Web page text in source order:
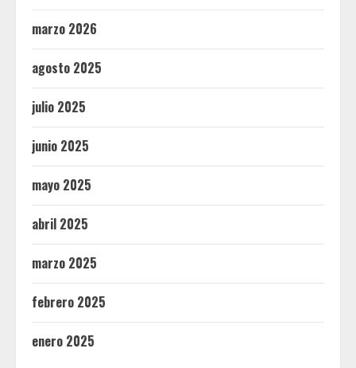
marzo 2026
agosto 2025
julio 2025
junio 2025
mayo 2025
abril 2025
marzo 2025
febrero 2025
enero 2025